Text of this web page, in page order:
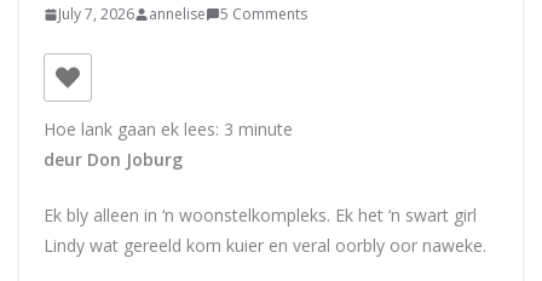
July 7, 2026 annelise 5 Comments
Hoe lank gaan ek lees: 3 minute
deur Don Joburg
Ek bly alleen in ‘n woonstelkompleks. Ek het ‘n swart girl
Lindy wat gereeld kom kuier en veral oorbly oor naweke.